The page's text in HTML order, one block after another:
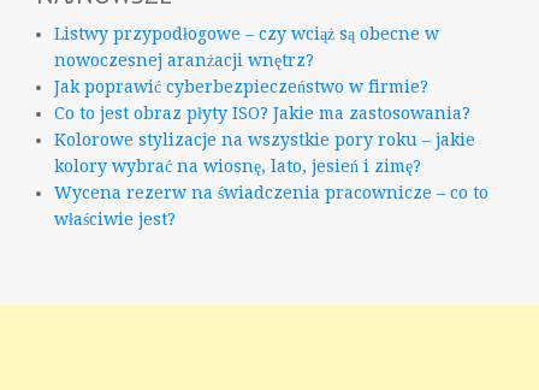
Listwy przypodłogowe – czy wciąż są obecne w
nowoczesnej aranżacji wnętrz?
Jak poprawić cyberbezpieczeństwo w firmie?
Co to jest obraz płyty ISO? Jakie ma zastosowania?
Kolorowe stylizacje na wszystkie pory roku – jakie
kolory wybrać na wiosnę, lato, jesień i zimę?
Wycena rezerw na świadczenia pracownicze – co to
właściwie jest?